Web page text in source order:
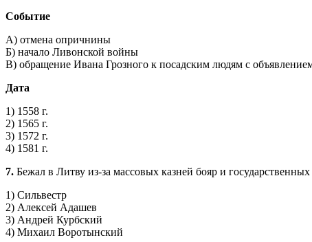
Событие
А) отмена опричнины
Б) начало Ливонской войны
В) обращение Ивана Грозного к посадским людям с
Дата
1) 1558 г.
2) 1565 г.
3) 1572 г.
4) 1581 г.
7. Бежал в Литву из-за массовых казней бояр и
1) Сильвестр
2) Алексей Адашев
3) Андрей Курбский
4) Михаил Воротынский